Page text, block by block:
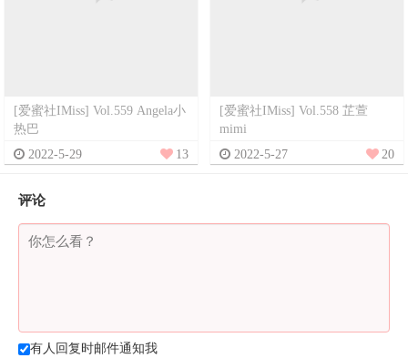
[爱蜜社IMiss] Vol.559 Angela小
热巴
2022-5-29
13
[爱蜜社IMiss] Vol.558 芷萱
mimi
2022-5-27
20
评论
有人回复时邮件通知我